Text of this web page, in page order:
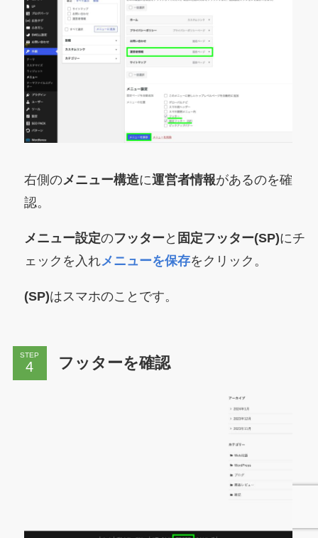
右側のメニュー構造に運営者情報があるのを確
認。
メニュー設定のフッター と 固定フッター(SP)にチ
ェックを入れメニューを保存をクリック。
(SP)はスマホのことです。
STEP フッターを確認